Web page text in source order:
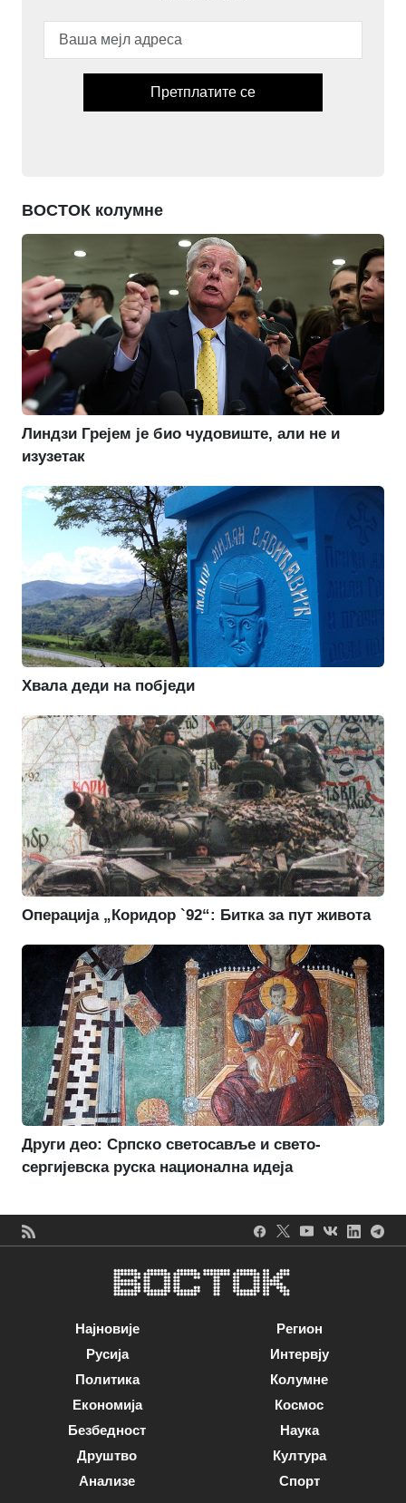
Претплатите се
ВОСТОК колумне
Линдзи Грејем је био чудовиште, али не и
изузетак
Хвала деди на побједи
Операција „Коридор `92“: Битка за пут живота
Други део: Српско светосавље и свето-
сергијевска руска национална идеја
Најновије
Русија
Политика
Економија
Безбедност
Друштво
Анализе
Регион
Интервју
Колумне
Космос
Наука
Култура
Спорт